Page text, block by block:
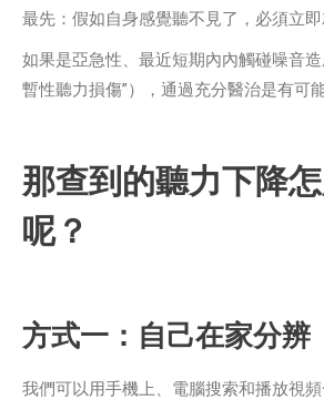
最先：假如自身感覺聽不見了，必須立即
如果是亞急性、最近短期內內觸碰噪音
暫性聽力損傷”），通過充分醫治是有可
那查到的聽力下降
呢？
方式一：自己在家分辨
我們可以用手機上、電腦搜索和播放視